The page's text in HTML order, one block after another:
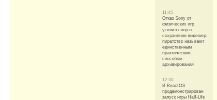
11:45
Отказ Sony от
физических игр
усилил спор о
сохранении видеоигр:
пиратство называют
единственным
практическим
способом
архивирования
12:00
В ReactOS
продемонстрирован
запуск игры Half-Life